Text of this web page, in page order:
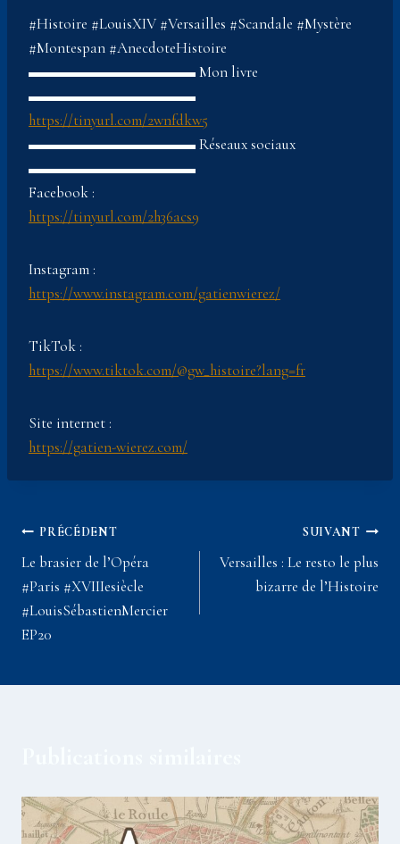
#Histoire #LouisXIV #Versailles #Scandale #Mystère
#Montespan #AnecdoteHistoire
▬▬▬▬▬▬▬▬▬▬▬ Mon livre
▬▬▬▬▬▬▬▬▬▬▬
https://tinyurl.com/2wnfdkw5
▬▬▬▬▬▬▬▬▬▬▬ Réseaux sociaux
▬▬▬▬▬▬▬▬▬▬▬
Facebook :
https://tinyurl.com/2h36acs9
Instagram :
https://www.instagram.com/gatienwierez/
TikTok :
https://www.tiktok.com/@gw_histoire?lang=fr
Site internet :
https://gatien-wierez.com/
Navigation
de
l’article
PRÉCÉDENT
Le brasier de l’Opéra
#Paris #XVIIIesiècle
#LouisSébastienMercier
EP20
SUIVANT
Versailles : Le resto le plus
bizarre de l’Histoire